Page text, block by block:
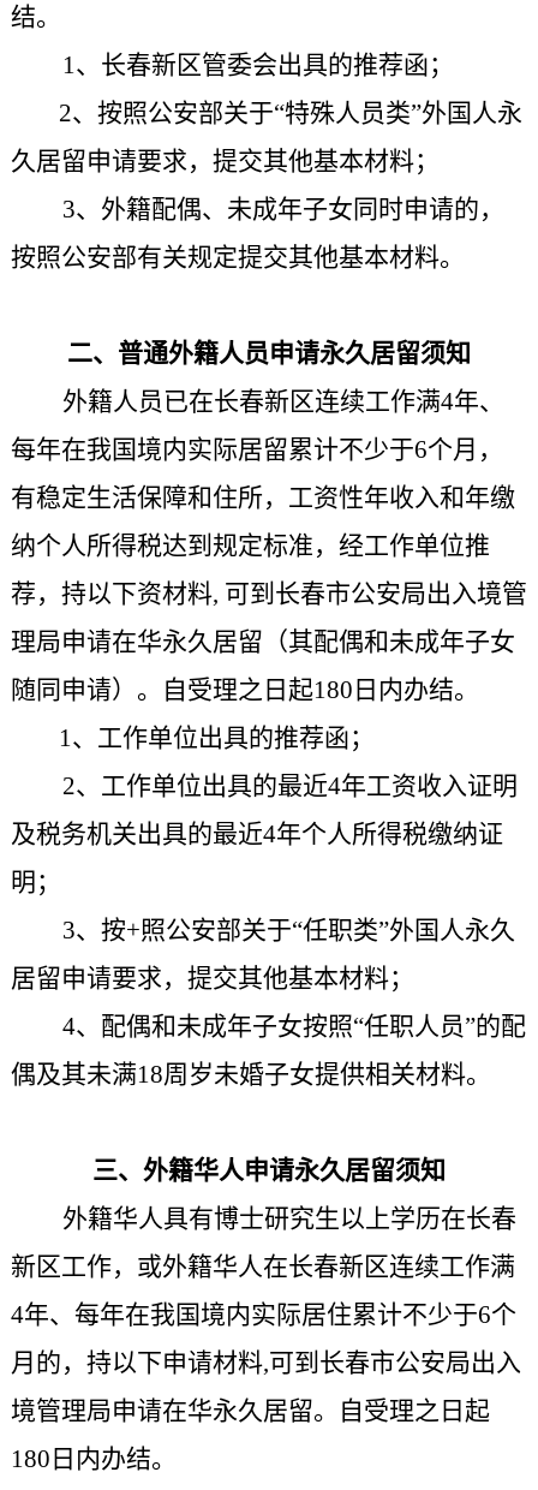
结。
1、长春新区管委会出具的推荐函；
2、按照公安部关于“特殊人员类”外国人永
久居留申请要求，提交其他基本材料；
3、外籍配偶、未成年子女同时申请的，
按照公安部有关规定提交其他基本材料。
二、普通外籍人员申请永久居留须知
外籍人员已在长春新区连续工作满4年、
每年在我国境内实际居留累计不少于6个月，
有稳定生活保障和住所，工资性年收入和年缴
纳个人所得税达到规定标准，经工作单位推
荐，持以下资材料, 可到长春市公安局出入境管
理局申请在华永久居留（其配偶和未成年子女
随同申请）。
自受理之日起180日内办结。
1、工作单位出具的推荐函；
2、工作单位出具的最近4年工资收入证明
及税务机关出具的最近4年个人所得税缴纳证
明；
3、按+照公安部关于“任职类”外国人永久
居留申请要求，提交其他基本材料；
4、配偶和未成年子女按照“任职人员”的配
偶及其未满18周岁未婚子女提供相关材料。
三、 外籍华人申请永久居留须知
外籍华人具有博士研究生以上学历在长春
新区工作，或外籍华人在长春新区连续工作满
4年、每年在我国境内实际居住累计不少于6个
月的，持以下申请材料,可到长春市公安局出入
境管理局申请在华永久居留。
自受理之日起
180日内办结。